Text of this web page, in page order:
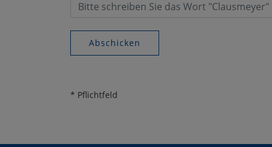
Abschicken
* Pflichtfeld